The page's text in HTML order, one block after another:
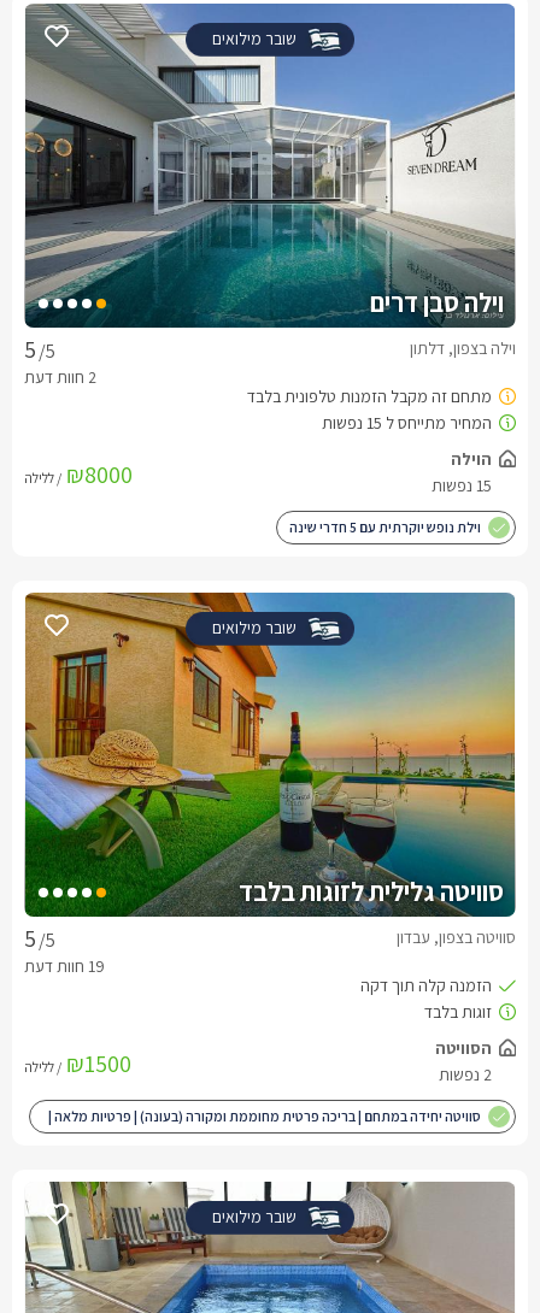
שובר מילואים
וילה סבן דרים
/5 וילה בצפון, דלתון
הוילה
15 נפשות
₪8000 / ללילה
וילת נופש יוקרתית עם 5 חדרי שינה
שובר מילואים
סוויטה גלילית לזוגות בלבד
/5 סוויטה בצפון, עבדון
הסוויטה
2 נפשות
₪1500 / ללילה
סוויטה יחידה במתחם | בריכה פרטית מחוממת ומקורה (בעונה) | פרטיות מלאה |
שובר מילואים